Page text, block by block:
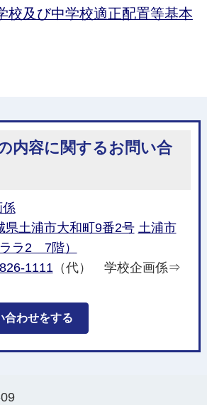
校及び中学校適正配置等基本
内容に関するお問い合
係
県土浦市大和町9番2号 土浦市
ラ2 7階）
1111（代） 学校企画係⇒
合わせをする